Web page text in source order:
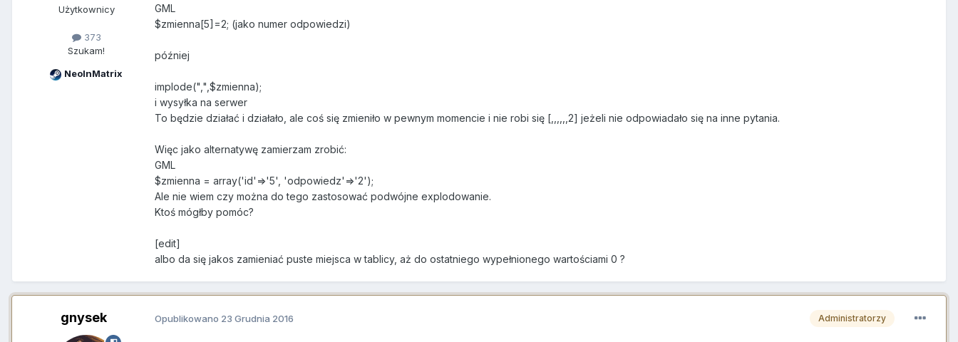
Użytkownicy
373
Szukam!
NeoInMatrix
GML
$zmienna[5]=2; (jako numer odpowiedzi)
później
implode("," ,$zmienna);
i wysyłka na serwer
To będzie działać i działało, ale coś się zmieniło w pewnym momencie i nie robi się [,,,,,,2] jeżeli nie odpowiadało się na inne pytania.
Więc jako alternatywę zamierzam zrobić:
GML
$zmienna = array('id' =>'5' 'odpowiedz' =>'2');
Ale nie wiem czy można do tego zastosować podwójne explodowanie.
Ktoś mógłby pomóc?
[edit]
albo da się jakos zamieniać puste miejsca w tablicy, aż do ostatniego wypełnionego wartościami 0 ?
gnysek Administratorzy
Opublikowano 23 Grudnia 2016